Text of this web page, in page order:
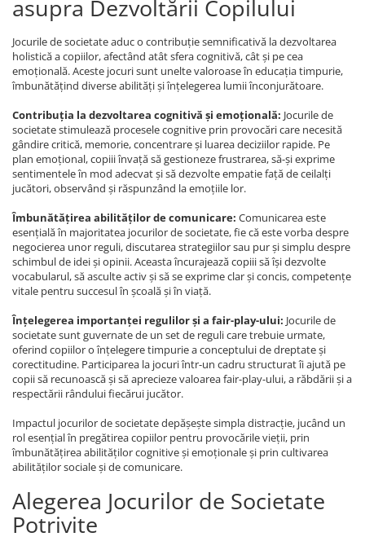
asupra Dezvoltării Copilului
Jocurile de societate aduc o contribuție semnificativă la dezvoltarea
holistică a copiilor, afectând atât sfera cognitivă, cât și pe cea
emoțională. Aceste jocuri sunt unelte valoroase în educația timpurie,
îmbunătățind diverse abilități și înțelegerea lumii înconjurătoare.
Contribuția la dezvoltarea cognitivă și emoțională: Jocurile de
societate stimulează procesele cognitive prin provocări care necesită
gândire critică, memorie, concentrare și luarea deciziilor rapide. Pe
plan emoțional, copiii învață să gestioneze frustrarea, să-și exprime
sentimentele în mod adecvat și să dezvolte empatie față de ceilalți
jucători, observând și răspunzând la emoțiile lor.
Îmbunătățirea abilităților de comunicare: Comunicarea este
esențială în majoritatea jocurilor de societate, fie că este vorba despre
negocierea unor reguli, discutarea strategiilor sau pur și simplu despre
schimbul de idei și opinii. Aceasta încurajează copiii să își dezvolte
vocabularul, să asculte activ și să se exprime clar și concis, competențe
vitale pentru succesul în școală și în viață.
Înțelegerea importanței regulilor și a fair-play-ului: Jocurile de
societate sunt guvernate de un set de reguli care trebuie urmate,
oferind copiilor o înțelegere timpurie a conceptului de dreptate și
corectitudine. Participarea la jocuri într-un cadru structurat îi ajută pe
copii să recunoască și să aprecieze valoarea fair-play-ului, a răbdării și a
respectării rândului fiecărui jucător.
Impactul jocurilor de societate depășește simpla distracție, jucând un
rol esențial în pregătirea copiilor pentru provocările vieții, prin
îmbunătățirea abilităților cognitive și emoționale și prin cultivarea
abilităților sociale și de comunicare.
Alegerea Jocurilor de Societate
Potrivite